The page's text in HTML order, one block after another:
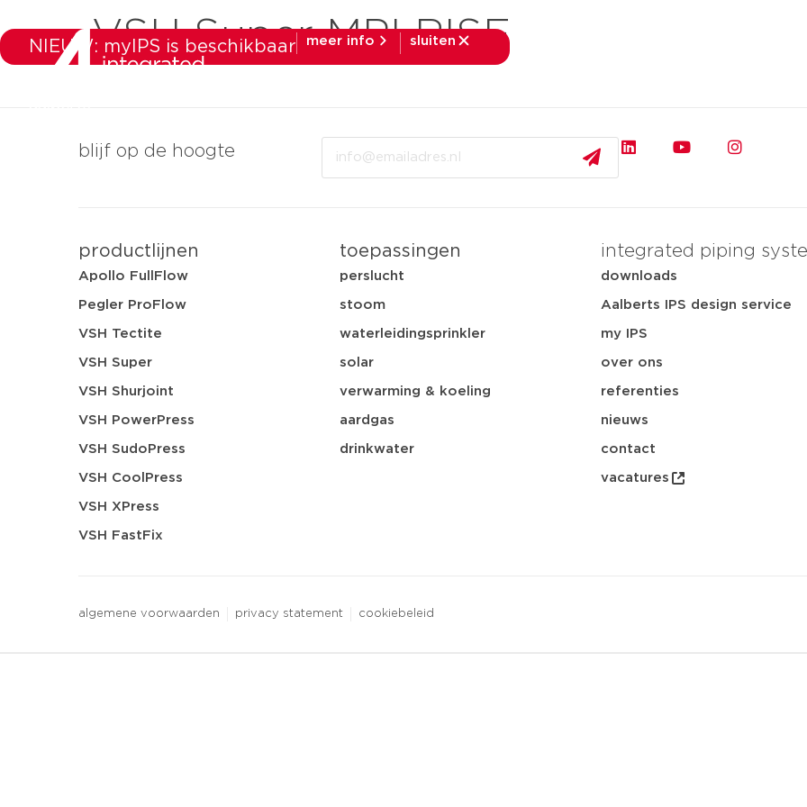
NIEUW: myIPS is beschikbaar meer info
sluiten
VSH Super MPI RISE
blijf op de hoogte
productlijnen
Apollo FullFlow
Pegler ProFlow
VSH Tectite
VSH Super
VSH Shurjoint
VSH PowerPress
VSH SudoPress
VSH CoolPress
VSH XPress
VSH FastFix
toepassingen
perslucht
stoom
waterleidingsprinkler
solar
verwarming & koeling
aardgas
drinkwater
integrated piping
downloads
Aalberts IPS design service
my IPS
over ons
referenties
nieuws
contact
vacatures
algemene voorwaarden privacy statement cookiebeleid